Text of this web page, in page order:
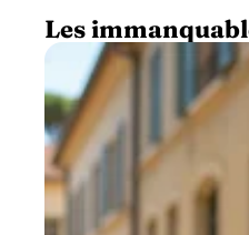
Les